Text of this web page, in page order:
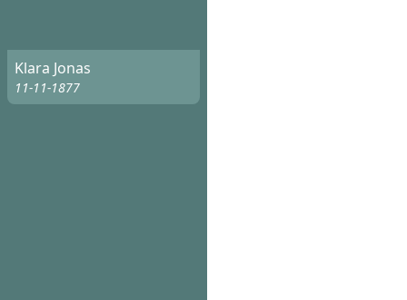
Klara Jonas
11-11-1877